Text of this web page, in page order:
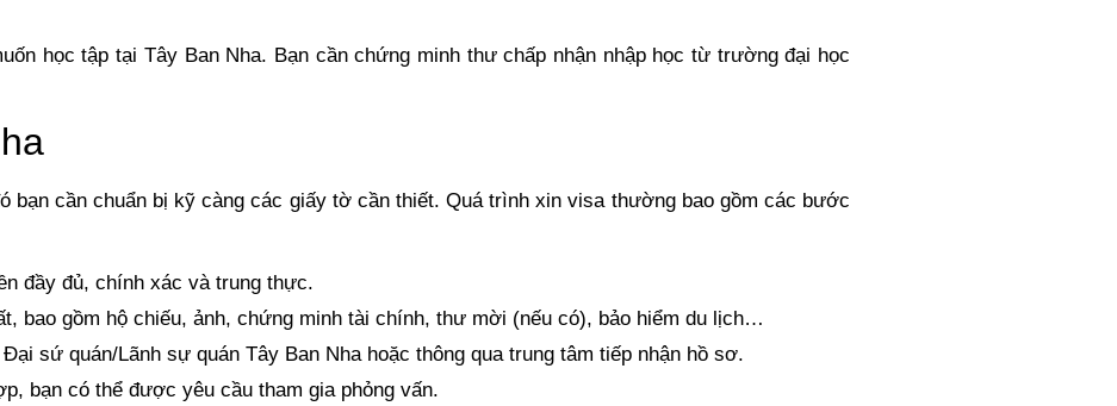
có) (Bản sao y)
học tập tại Tây Ban Nha. Bạn cần chứng minh thư chấp nhận nhập học từ trường đại học
bạn cần chuẩn bị kỹ càng các giấy tờ cần thiết. Quá trình xin visa thường bao gồm các bước
đầy đủ, chính xác và trung thực.
bao gồm hộ chiếu, ảnh, chứng minh tài chính, thư mời (nếu có), bảo hiểm du lịch…
sứ quán/Lãnh sự quán Tây Ban Nha hoặc thông qua trung tâm tiếp nhận hồ sơ.
bạn có thể được yêu cầu tham gia phỏng vấn.